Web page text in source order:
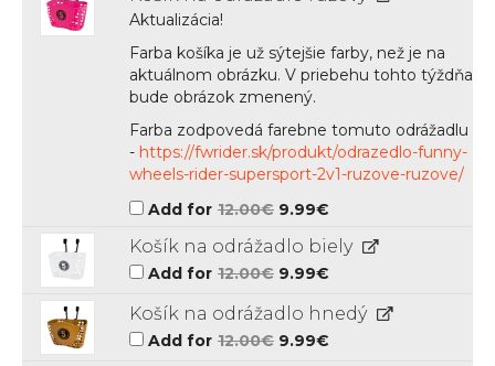
Aktualizácia!
Farba košíka je už sýtejšie farby, než je na
aktuálnom obrázku. V priebehu tohto týždňa
bude obrázok zmenený.
Farba zodpovedá farebne tomuto odrážadlu
- https://fwrider.sk/produkt/odrazedlo-funny-
wheels-rider-supersport-2v1-ruzove-ruzove/
Add for 12.00€ Original
price
was:
12.00€.
9.99€
is:
9.99€.
Košík na odrážadlo biely
Add for 12.00€ Original
price
12.00€.
9.99€
9.99€.
Košík na odrážadlo hnedý
Add for 12.00€ Original
price
9.99€